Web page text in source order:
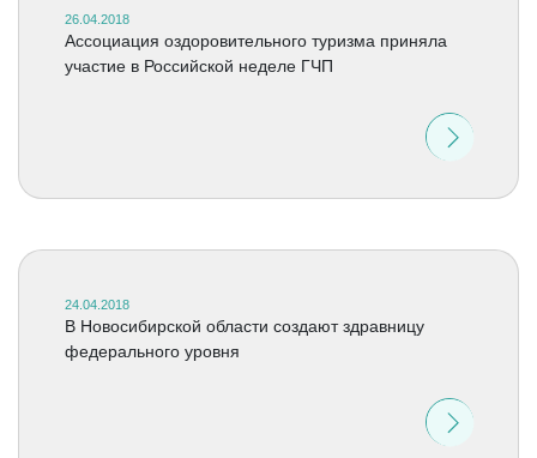
26.04.2018
Ассоциация оздоровительного туризма приняла
участие в Российской неделе ГЧП
24.04.2018
В Новосибирской области создают здравницу
федерального уровня